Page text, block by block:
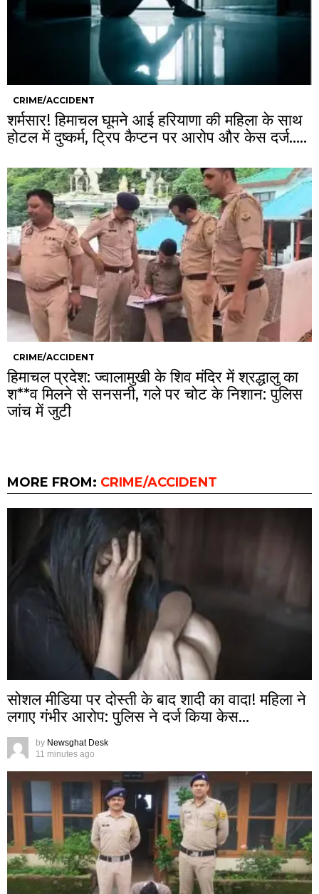
CRIME/ACCIDENT
शर्मसार! हिमाचल घूमने आई हरियाणा की महिला के साथ
होटल में दुष्कर्म, ट्रिप कैप्टन पर आरोप और केस दर्ज…..
CRIME/ACCIDENT
हिमाचल प्रदेश: ज्वालामुखी के शिव मंदिर में श्रद्धालु का
श**व मिलने से सनसनी, गले पर चोट के निशान: पुलिस
जांच में जुटी
MORE FROM: CRIME/ACCIDENT
सोशल मीडिया पर दोस्ती के बाद शादी का वादा! महिला ने
लगाए गंभीर आरोप: पुलिस ने दर्ज किया केस…
by Newsghat Desk
11 minutes ago